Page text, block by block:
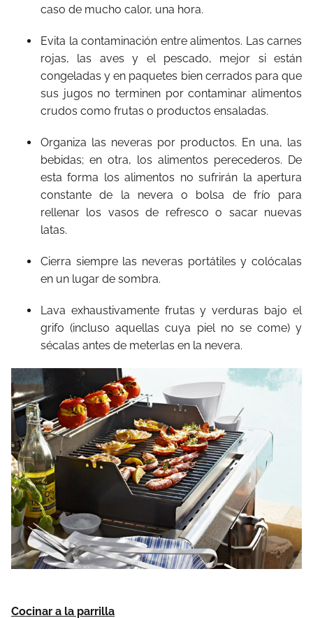
caso de mucho calor, una hora.
Evita la contaminación entre alimentos. Las carnes
rojas, las aves y el pescado, mejor si están
congeladas y en paquetes bien cerrados para que
sus jugos no terminen por contaminar alimentos
crudos como frutas o productos ensaladas.
Organiza las neveras por productos. En una, las
bebidas; en otra, los alimentos perecederos. De
esta forma los alimentos no sufrirán la apertura
constante de la nevera o bolsa de frío para
rellenar los vasos de refresco o sacar nuevas
latas.
Cierra siempre las neveras portátiles y colócalas
en un lugar de sombra.
Lava exhaustivamente frutas y verduras bajo el
grifo (incluso aquellas cuya piel no se come) y
sécalas antes de meterlas en la nevera.
Cocinar a la parrilla